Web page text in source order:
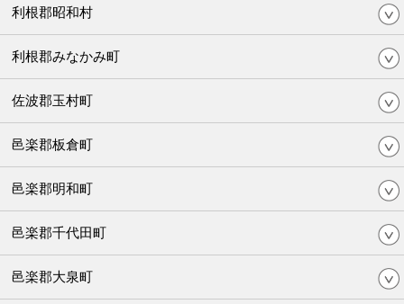
利根郡昭和村
利根郡みなかみ町
佐波郡玉村町
邑楽郡板倉町
邑楽郡明和町
邑楽郡千代田町
邑楽郡大泉町